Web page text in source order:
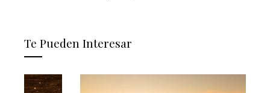
Te Pueden Interesar